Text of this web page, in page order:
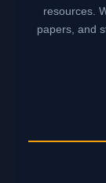
resources.
papers, and